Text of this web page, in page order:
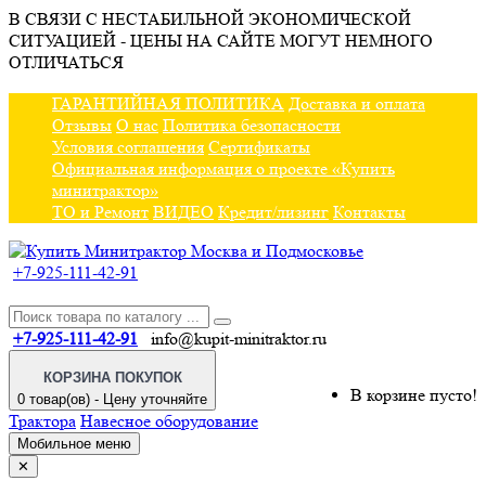
В СВЯЗИ С НЕСТАБИЛЬНОЙ ЭКОНОМИЧЕСКОЙ
СИТУАЦИЕЙ - ЦЕНЫ НА САЙТЕ МОГУТ НЕМНОГО
ОТЛИЧАТЬСЯ
ГАРАНТИЙНАЯ ПОЛИТИКА Доставка и оплата
Отзывы О нас Политика безопасности
Условия соглашения Сертификаты
Официальная информация о проекте «Купить
минитрактор»
ТО и Ремонт ВИДЕО Кредит/лизинг Контакты
+7-925-111-42-91
+7-925-111-42-91 info@kupit-minitraktor.ru
КОРЗИНА ПОКУПОК
0 товар(ов) - Цену уточняйте
В корзине пусто!
Трактора Навесное оборудование
Мобильное меню
✕